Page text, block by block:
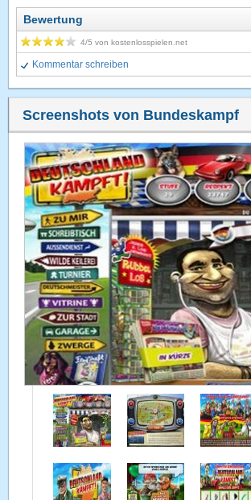
Bewertung
4/5 vonkostenlosspielen.net
Kommentar schreiben
Screenshots von Bundeskampf